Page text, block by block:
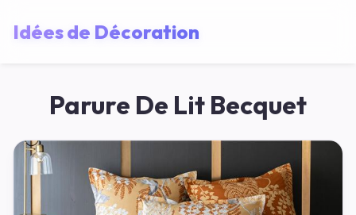
Idées de Décoration
Parure De Lit Becquet